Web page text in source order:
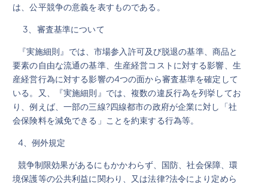
は、公平競争の意義を表すものである。
3、審査基準について
『実施細則』では、市場参入許可及び脱退の基準、商品と
要素の自由な流通の基準、生産経営コストに対する影響、生
産経営行為に対する影響の4つの面から審査基準を確定して
いる。又、『実施細則』では、複数の違反行為を列挙してお
り、例えば、一部の三線?四線都市の政府が企業に対し「社
会保険料を減免できる」ことを約束する行為等。
4、例外規定
競争制限効果があるにもかかわらず、国防、社会保障、環
境保護等の公共利益に関わり、又は法律?法令により定めら